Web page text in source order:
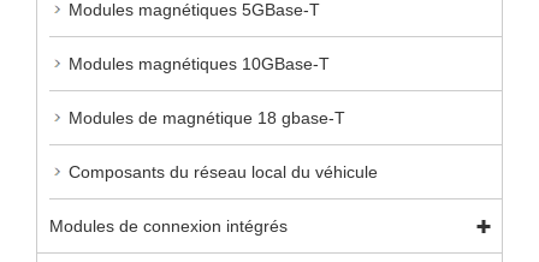
Modules magnétiques 5GBase-T
Modules magnétiques 10GBase-T
Modules de magnétique 18 gbase-T
Composants du réseau local du véhicule
Modules de connexion intégrés